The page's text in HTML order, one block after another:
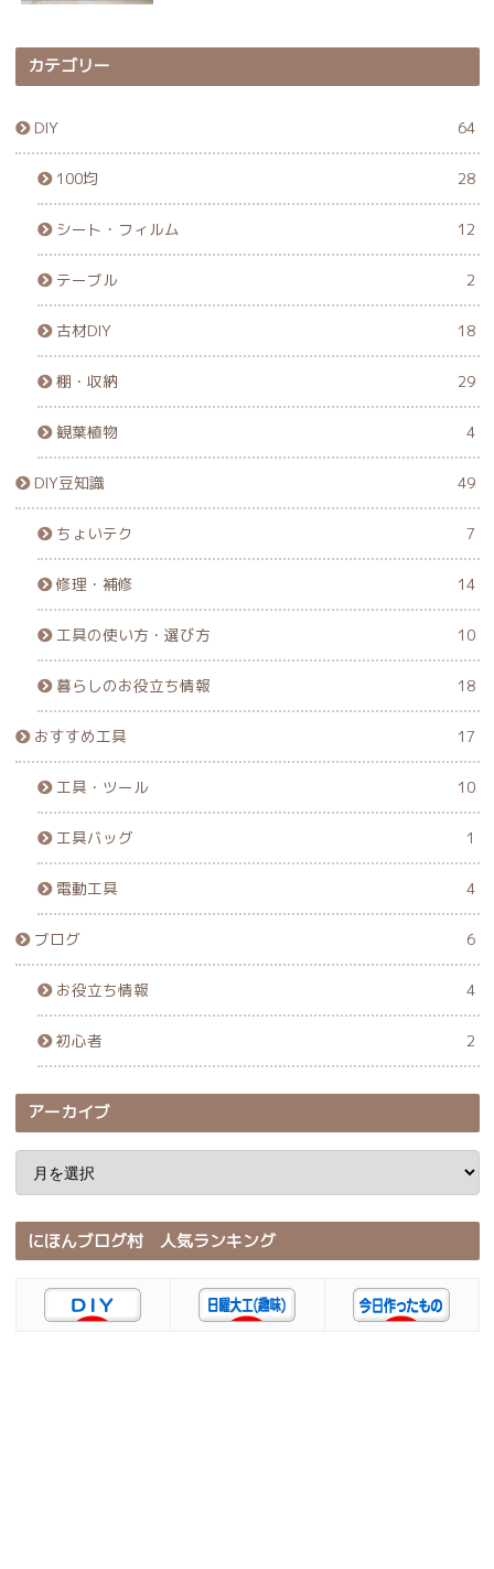
カテゴリー
DIY 64
100均 28
シート・フィルム 12
テーブル 2
古材DIY 18
棚・収納 29
観葉植物 4
DIY豆知識 49
ちょいテク 7
修理・補修 14
工具の使い方・選び方 10
暮らしのお役立ち情報 18
おすすめ工具 17
工具・ツール 10
工具バッグ 1
電動工具 4
ブログ 6
お役立ち情報 4
初心者 2
アーカイブ
にほんブログ村 人気ランキング